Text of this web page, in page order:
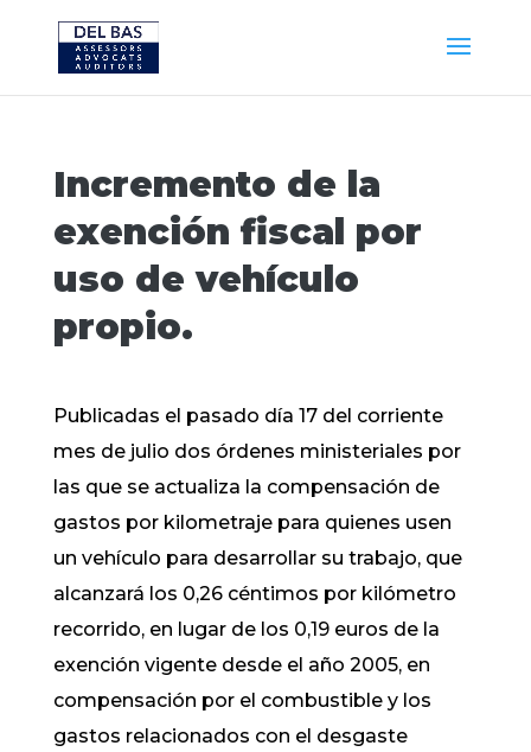
Incremento de la
exención fiscal por
uso de vehículo
propio.
Publicadas el pasado día 17 del corriente
mes de julio dos órdenes ministeriales por
las que se actualiza la compensación de
gastos por kilometraje para quienes usen
un vehículo para desarrollar su trabajo, que
alcanzará los 0,26 céntimos por kilómetro
recorrido, en lugar de los 0,19 euros de la
exención vigente desde el año 2005, en
compensación por el combustible y los
gastos relacionados con el desgaste